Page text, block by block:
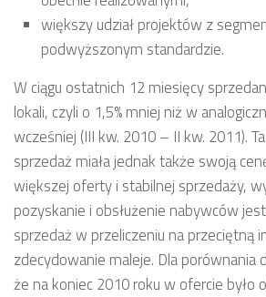
większy udział projektów z
podwyższonym standardzie.
W ciągu ostatnich 12 miesięcy
lokali, czyli o 1,5% mniej niż w
wcześniej (III kw. 2010 – II kw. 2011).
sprzedaż miała jednak także swoją
większej oferty i stabilnej sprzedaży,
pozyskanie i obsłużenie nabywców
sprzedaż w przeliczeniu na przeciętną
zdecydowanie maleje. Dla porównania
że na koniec 2010 roku w ofercie było